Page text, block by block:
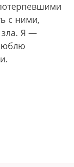
с ними,
зла. Я —